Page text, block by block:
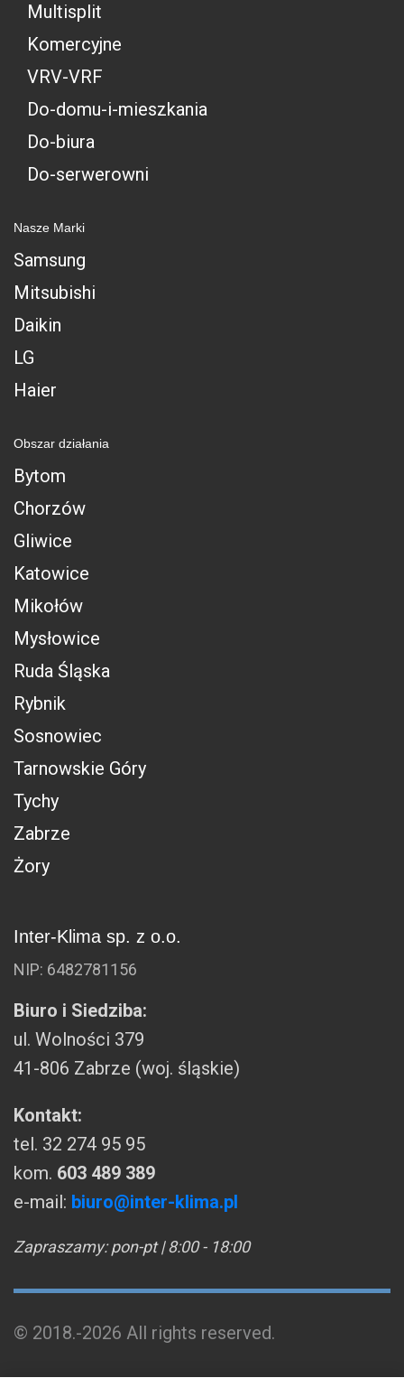
Multisplit
Komercyjne
VRV-VRF
Do-domu-i-mieszkania
Do-biura
Do-serwerowni
Nasze Marki
Samsung
Mitsubishi
Daikin
LG
Haier
Obszar działania
Bytom
Chorzów
Gliwice
Katowice
Mikołów
Mysłowice
Ruda Śląska
Rybnik
Sosnowiec
Tarnowskie Góry
Tychy
Zabrze
Żory
Inter-Klima sp. z o.o.
NIP: 6482781156
Biuro i Siedziba:
ul. Wolności 379
41-806 Zabrze (woj. śląskie)
Kontakt:
tel. 32 274 95 95
kom. 603 489 389
e-mail: biuro@inter-klima.pl
Zapraszamy: pon-pt | 8:00 - 18:00
© 2018.-2026 All rights reserved.